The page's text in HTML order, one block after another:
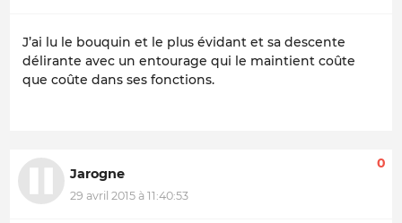
J’ai lu le bouquin et le plus évidant et sa descente
délirante avec un entourage qui le maintient coûte
que coûte dans ses fonctions.
Jarogne
29 avril 2015 à 11:40:53
0